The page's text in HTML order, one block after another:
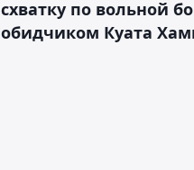
схватку по вольной
обидчиком Куата